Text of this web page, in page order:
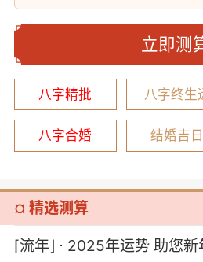
立即测
八字精批 八字终生
八字合婚 结婚吉日
¤ 精选测算
⌈流年⌋ ⋅ 2025年运势 助您